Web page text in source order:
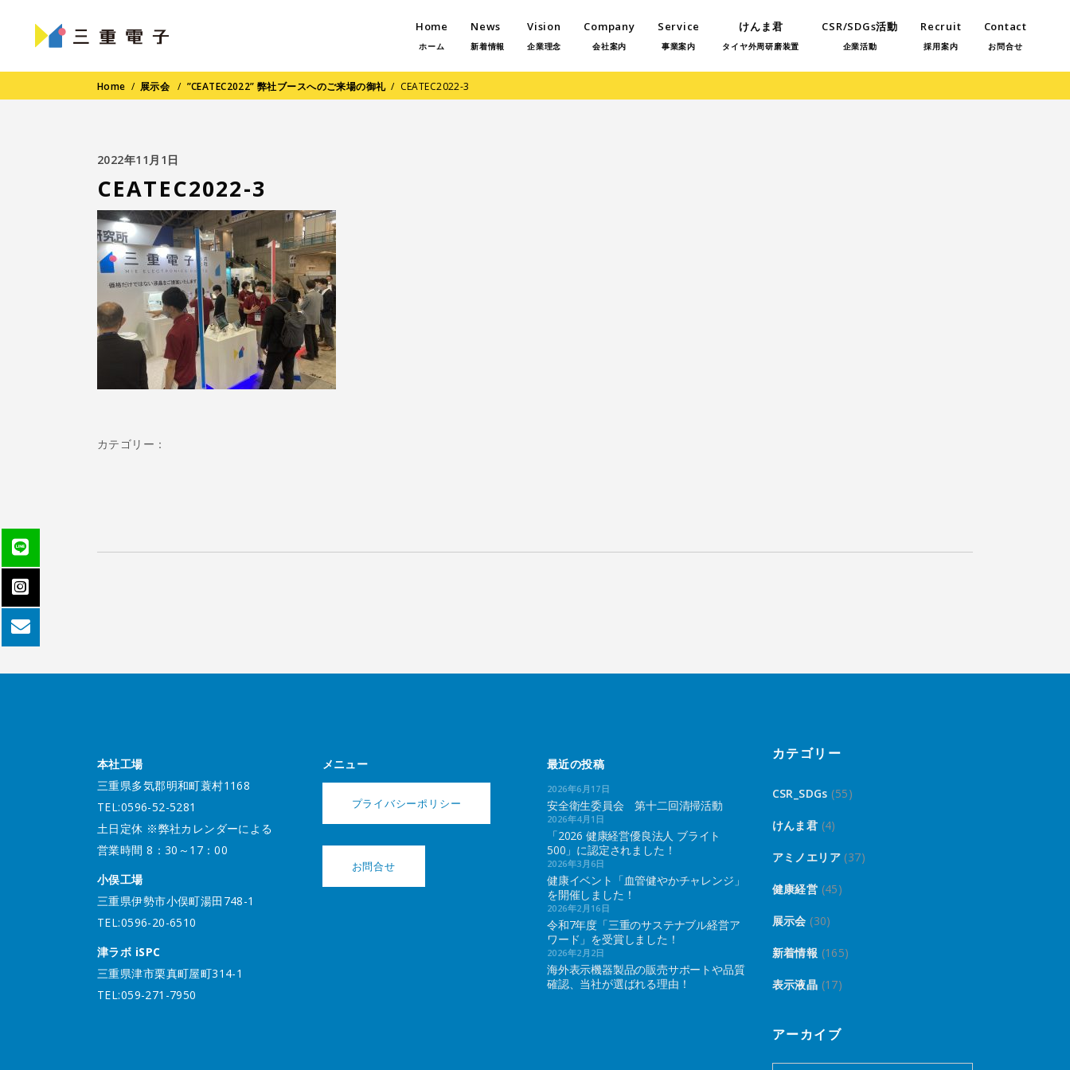
Home
ホーム
News
新着情報
Vision
企業理念
Company
会社案内
Service
事業案内
けんま君
タイヤ外周研磨装置
CSR/SDGs活動
企業活動
Recruit
採用案内
Contact
お問合せ
Home / 展示会 / ”CEATEC2022” 弊社ブースへのご来場の御礼/ CEATEC2022-3
2022年11月1日
CEATEC2022-3
カテゴリー：
本社工場
三重県多気郡明和町蓑村1168
TEL:0596-52-5281
土日定休 ※弊社カレンダーによる
営業時間 8：30～17：00
小俣工場
三重県伊勢市小俣町湯田748-1
TEL:0596-20-6510
津ラボ iSPC
三重県津市栗真町屋町314-1
TEL:059-271-7950
メニュー
プライバシーポリシー
お問合せ
最近の投稿
2026年6月17日
安全衛生委員会 第十二回清掃活動
2026年4月1日
「2026 健康経営優良法人 ブライト
500」に認定されました！
2026年3月6日
健康イベント「血管健やかチャレンジ」
を開催しました！
2026年2月16日
令和7年度「三重のサステナブル経営ア
ワード」を受賞しました！
2026年2月2日
海外表示機器製品の販売サポートや品質
確認、当社が選ばれる理由！
カテゴリー
CSR_SDGs (55)
けんま君 (4)
アミノエリア (37)
健康経営 (45)
展示会 (30)
新着情報 (165)
表示液晶 (17)
アーカイブ